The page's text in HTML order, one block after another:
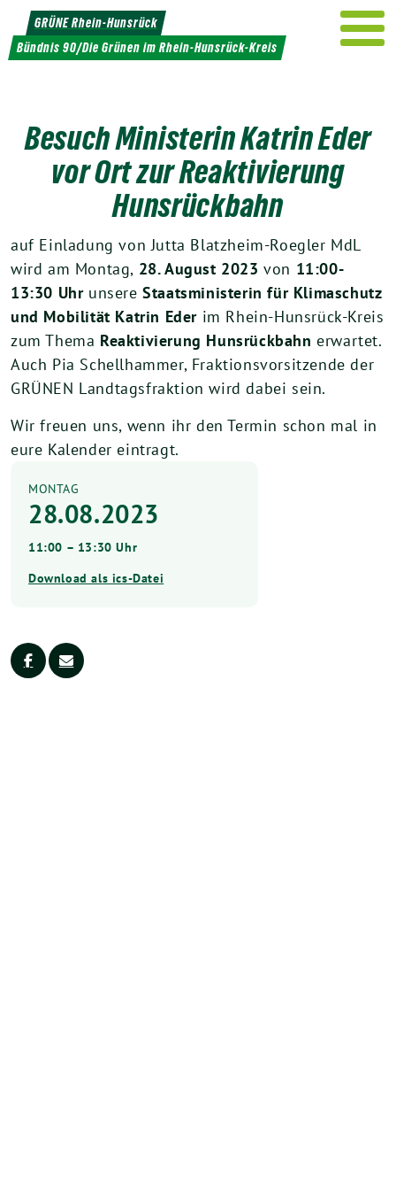
Weiter
zum
Inhalt
GRÜNE Rhein-Hunsrück
Bündnis 90/Die Grünen im Rhein-Hunsrück-Kreis
Besuch Ministerin Katrin Eder
vor Ort zur Reaktivierung
Hunsrückbahn
auf Einladung von Jutta Blatzheim-Roegler MdL
wird am Montag, 28. August 2023 von 11:00-
13:30 UhrunsereStaatsministerin für Klimaschutz
und Mobilität Katrin Eder im Rhein-Hunsrück-Kreis
zum Thema Reaktivierung Hunsrückbahn erwartet.
Auch Pia Schellhammer, Fraktionsvorsitzende der
GRÜNEN Landtagsfraktion wird dabei sein.
Wir freuen uns, wenn ihr den Termin schon mal in
eure Kalender eintragt.
MONTAG
28.08.2023
11:00 – 13:30 Uhr
Download als ics-Datei